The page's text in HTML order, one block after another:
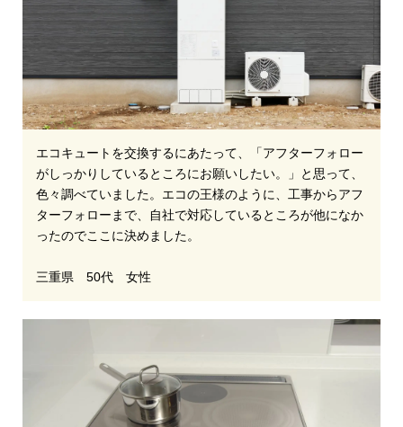
エコキュートを交換するにあたって、「アフターフォロー
がしっかりしているところにお願いしたい。」と思って、
色々調べていました。エコの王様のように、工事からアフ
ターフォローまで、自社で対応しているところが他になか
ったのでここに決めました。
三重県 50代 女性